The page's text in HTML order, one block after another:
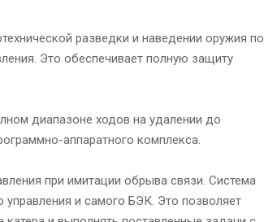
разведки и наведении оружия по
Это обеспечивает полную защиту
диапазоне ходов на удалении до
аппаратного комплекса.
при имитации обрыва связи. Система
и самого БЭК. Это позволяет